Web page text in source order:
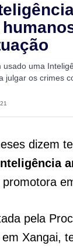
uma
julgar os crimes
dizem
pela
Xangai,